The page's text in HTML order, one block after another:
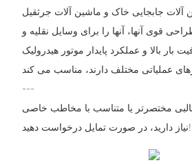
آلات جابجایی خاک و ماشین آلات جرثقیل
قوی آنها، آنها را برای وسایل نقلیه و
بار بالا و عملکرد پایدار موتور هیدرولیک
---
مختصرتر یا متناسب با مخاطب خاصی
نیاز دارید، در صورت تمایل درخواست دهید!